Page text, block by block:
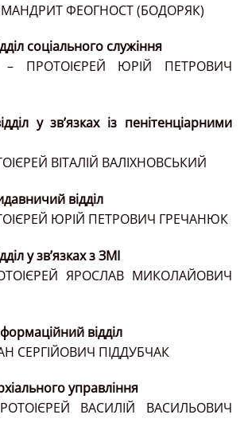
ФЕОГНОСТ (БОДОРЯК)
соціального служіння
– ПРОТОІЄРЕЙ ЮРІЙ ПЕТРОВИЧ
у зв’язках із пенітенціарними
ВІТАЛІЙ ВАЛІХНОВСЬКИЙ
відділ
ЮРІЙ ПЕТРОВИЧ ГРЕЧАНЮК
у зв’язках з ЗМІ
ЯРОСЛАВ МИКОЛАЙОВИЧ
відділ
СЕРГІЙОВИЧ ПІДДУБЧАК
управління
ВАСИЛІЙ ВАСИЛЬОВИЧ